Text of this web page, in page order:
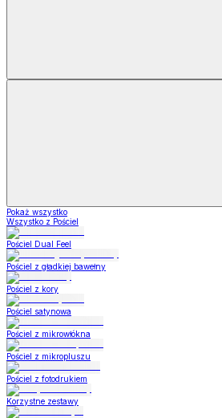
Pokaż wszystko
Wszystko z Pościel
Pościel Dual Feel
Pościel z gładkiej bawełny
Pościel z kory
Pościel satynowa
Pościel z mikrowłókna
Pościel z mikropluszu
Pościel z fotodrukiem
Korzystne zestawy